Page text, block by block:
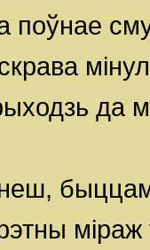
поўнае
да
міраж